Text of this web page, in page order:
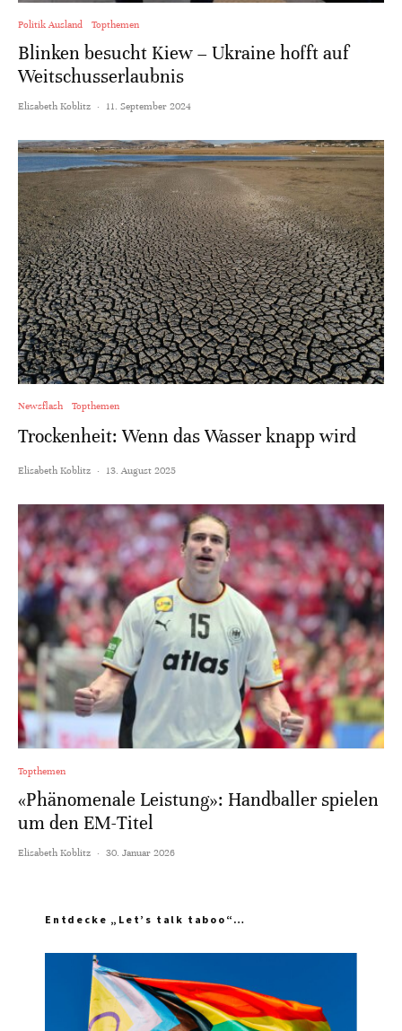
Politik Ausland Topthemen
Blinken besucht Kiew – Ukraine hofft auf
Weitschusserlaubnis
Elisabeth Koblitz · 11. September 2024
Newsflash Topthemen
Trockenheit: Wenn das Wasser knapp wird
Elisabeth Koblitz · 13. August 2025
Topthemen
«Phänomenale Leistung»: Handballer spielen
um den EM-Titel
Elisabeth Koblitz · 30. Januar 2026
Entdecke „Let’s talk taboo“…